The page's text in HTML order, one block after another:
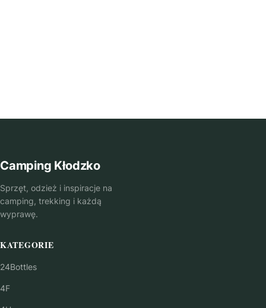
Camping Kłodzko
Sprzęt, odzież i inspiracje na
camping, trekking i każdą
wyprawę.
KATEGORIE
24Bottles
4F